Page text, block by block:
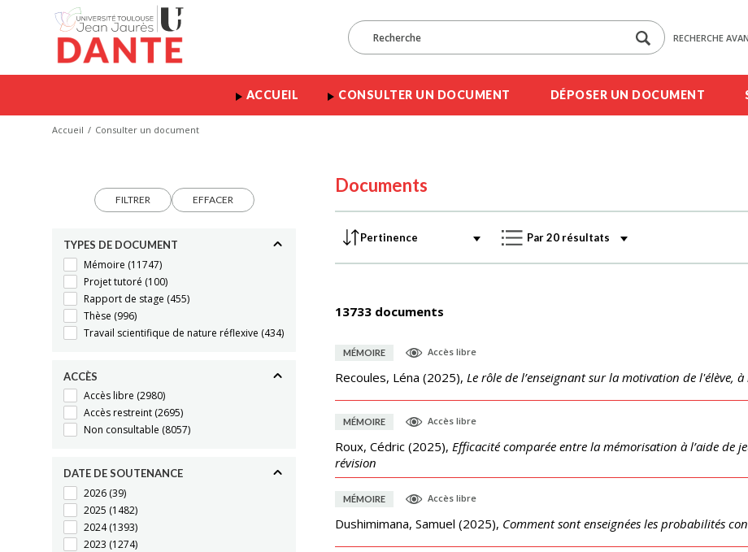
RECHERCHE
ACCUEIL CONSULTER UN DOCUMENT DÉPOSER UN DOCUMENT
Accueil Consulter un document
FILTRER EFFACER
TYPES DE DOCUMENT
Mémoire (11747)
Projet tutoré (100)
Rapport de stage (455)
Thèse (996)
Travail scientifique de nature réflexive (434)
ACCÈS
Accès libre (2980)
Accès restreint (2695)
Non consultable (8057)
DATE DE SOUTENANCE
2026 (39)
2025 (1482)
2024(1393)
2023 (1274)
Documents
13733 documents
MÉMOIRE Accès libre
Recoules, Léna (2025), Le rôle de l’enseignant sur la motivation de l'élève,
MÉMOIRE Accès libre
Roux, Cédric (2025), Efficacité comparée entre la mémorisation à l’aide de
révision
MÉMOIRE Accès libre
Dushimimana, Samuel (2025), Comment sont enseignées les probabilités